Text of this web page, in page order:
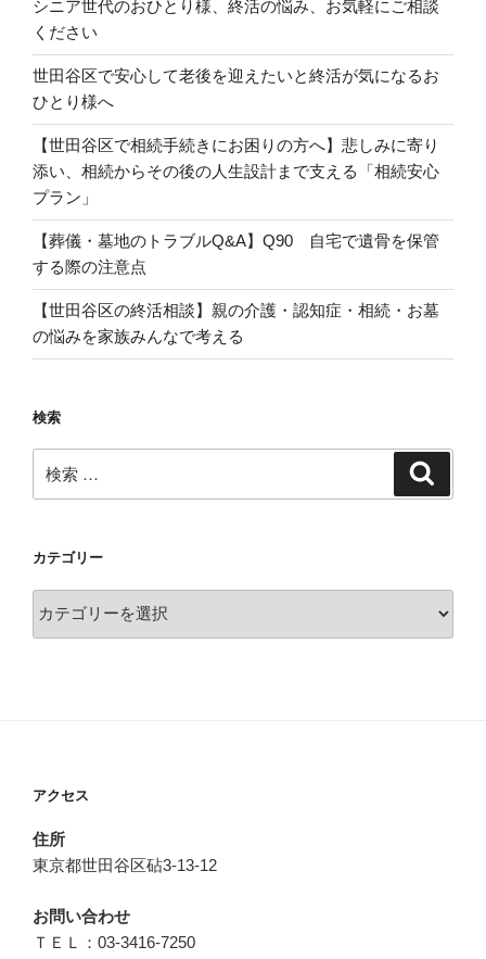
シニア世代のおひとり様、終活の悩み、お気軽にご相談
ください
世田谷区で安心して老後を迎えたいと終活が気になるお
ひとり様へ
【世田谷区で相続手続きにお困りの方へ】悲しみに寄り
添い、相続からその後の人生設計まで支える「相続安心
プラン」
【葬儀・墓地のトラブルQ&A】Q90 自宅で遺骨を保管
する際の注意点
【世田谷区の終活相談】親の介護・認知症・相続・お墓
の悩みを家族みんなで考える
検索
索:
カテゴリー
アクセス
住所
東京都世田谷区砧3-13-12
お問い合わせ
ＴＥＬ：03-3416-7250